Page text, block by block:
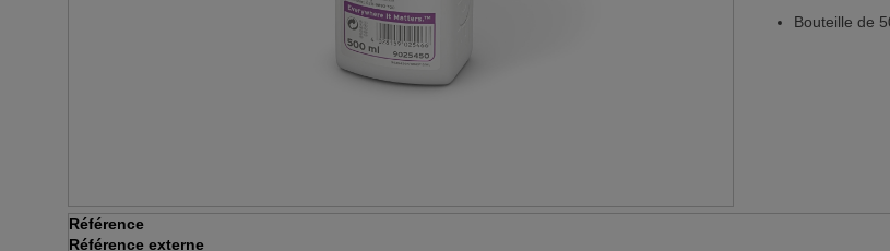
Bouteille de
Référence
Référence externe